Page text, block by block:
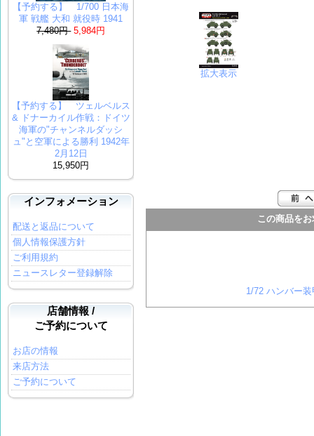
【予約する】 1/700 日本海
軍 戦艦 大和 就役時 1941
7,480円 5,984円
【予約する】 ツェルベルス
& ドナーカ​​イル作戦：ドイツ
海軍の"チャンネルダッシ
ュ"と空軍による勝利 1942年
2月12日
15,950円
インフォメーション
配送と返品について
個人情報保護方針
ご利用規約
ニュースレター登録解除
店舗情報 /
ご予約について
お店の情報
来店方法
ご予約について
拡大表示
この商品を
1/72 ハンバー